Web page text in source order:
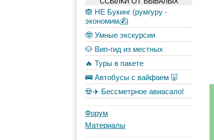
🙈 НЕ Букинг (румгуру -
экономим💰)
🤓 Умные экскурсии
🐶 Вип-гид из местных
🔥 Туры в пакете
🚌 Автобусы с вайфаем 🐷
💀✈️ Бессметрное авиасало!
Форум
Материалы